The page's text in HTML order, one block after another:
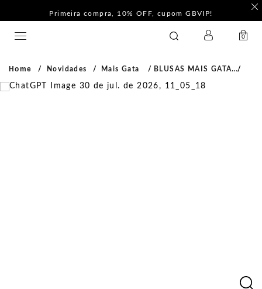
Pague com PIX e ganhe 5%Off na Coleção Outline!
0
Home Novidades Mais Gata BLUSAS MAIS GATA